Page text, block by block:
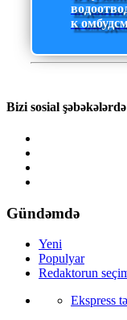
к
Bizi sosial
Gündəmdə
Yeni
Populyar
Redaktorun
Ekspress